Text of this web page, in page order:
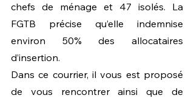
chefs de ménage et 47 isolés. La
FGTB précise qu’elle indemnise
environ 50% des allocataires
d’insertion.
Dans ce courrier, il vous est proposé
de vous rencontrer ainsi que de